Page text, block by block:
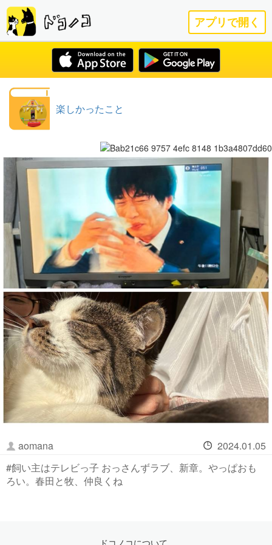
アプリで開く
楽しかったこと
aomana
2024.01.05
#飼い主はテレビっ子 おっさんずラブ、新章。やっぱおも
ろい。春田と牧、仲良くね